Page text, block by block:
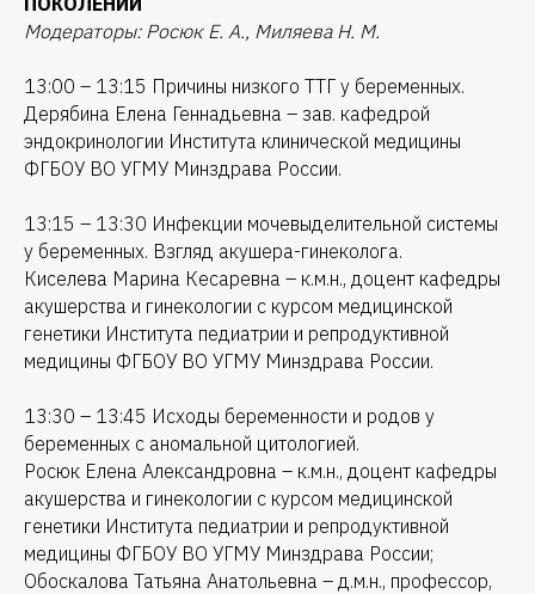
Модераторы: Росюк Е. А., Миляева Н. М.
13:00 – 13:15 Причины низкого ТТГ у беременных.
Дерябина Елена Геннадьевна – зав. кафедрой
эндокринологии Института клинической медицины
ФГБОУ ВО УГМУ Минздрава России.
13:15 – 13:30 Инфекции мочевыделительной системы
у беременных. Взгляд акушера-гинеколога.
Киселева Марина Кесаревна – к.м.н., доцент кафедры
акушерства и гинекологии с курсом медицинской
генетики Института педиатрии и репродуктивной
медицины ФГБОУ ВО УГМУ Минздрава России.
13:30 – 13:45 Исходы беременности и родов у
беременных с аномальной цитологией.
Росюк Елена Александровна – к.м.н., доцент кафедры
акушерства и гинекологии с курсом медицинской
генетики Института педиатрии и репродуктивной
медицины ФГБОУ ВО УГМУ Минздрава России;
Обоскалова Татьяна Анатольевна – д.м.н., профессор,